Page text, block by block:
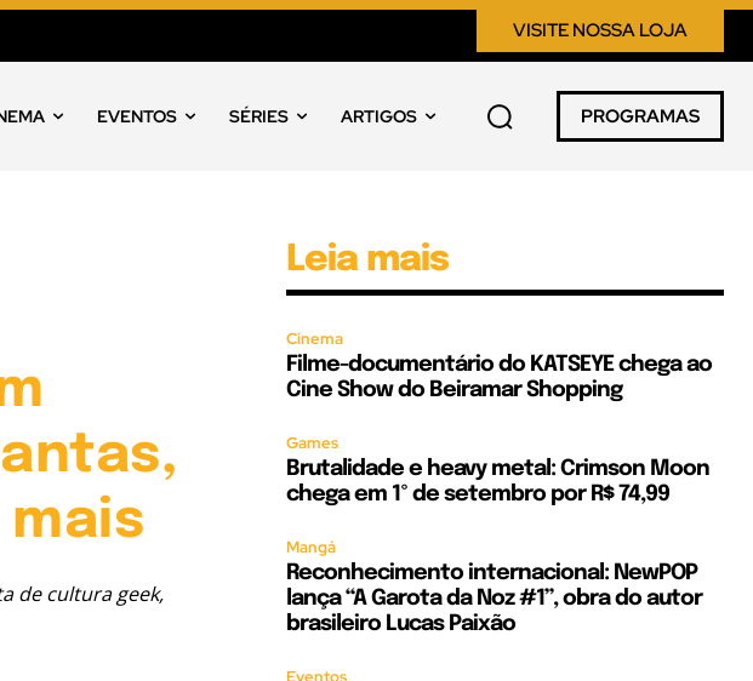
VISITE NOSSA LOJA
EVENTOS SÉRIES ARTIGOS PROGRAMAS
de cultura geek,
Leia mais
Cinema
Filme-documentário do KATSEYE chega ao
Cine Show do Beiramar Shopping
Games
Brutalidade e heavy metal: Crimson Moon
chega em 1º de setembro por R$ 74,99
Mangá
Reconhecimento internacional: NewPOP
lança “A Garota da Noz #1”, obra do autor
brasileiro Lucas Paixão
Eventos